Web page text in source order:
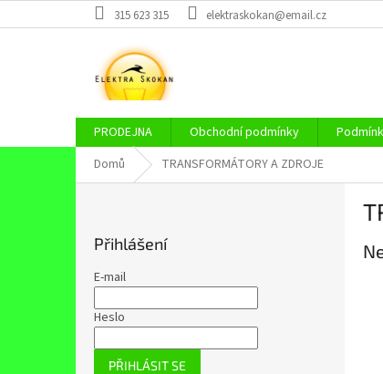
na
315 623 315 elektraskokan@email.cz
PRODEJNA Obchodní podmínky
Domů
TRANSFORMÁTORY A ZDROJE
Přihlášení
E-mail
Heslo
PŘIHLÁSIT SE